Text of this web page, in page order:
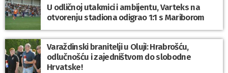
U odličnoj utakmici i ambijentu, Varteks na
otvorenju stadiona odigrao 1:1 s Mariborom
Varaždinski branitelji u Oluji: Hrabrošću,
odlučnošću i zajedništvom do slobodne
Hrvatske!